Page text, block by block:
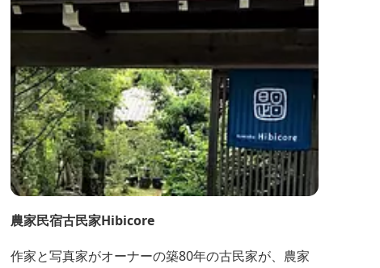
農家民宿古民家Hibicore
作家と写真家がオーナーの築80年の古民家が、農家